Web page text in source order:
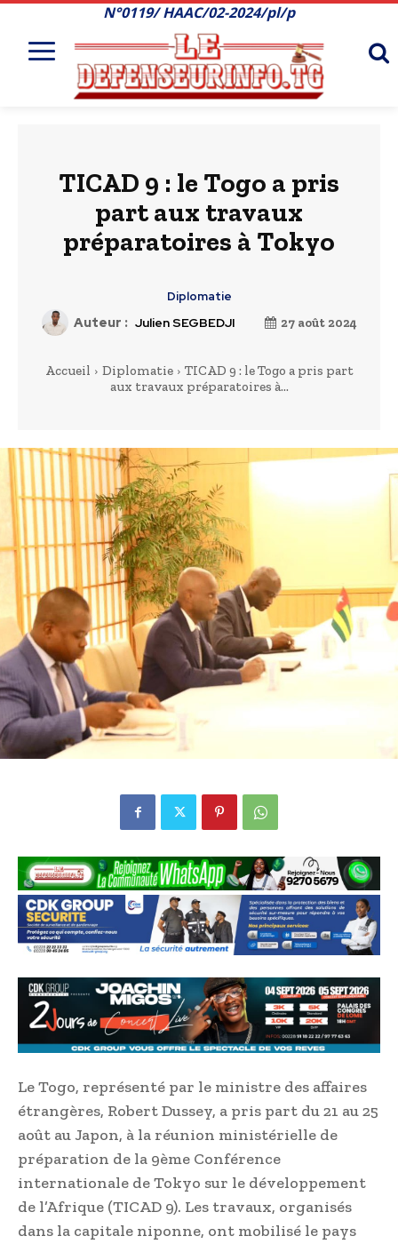
N°0119/ HAAC/02-2024/pl/p
TICAD 9 : le Togo a pris
part aux travaux
préparatoires à Tokyo
Diplomatie
Auteur : Julien SEGBEDJI 27 août 2024
Accueil Diplomatie
TICAD 9 : le Togo a pris part
aux travaux préparatoires à...
Le Togo, représenté par le ministre des affaires
étrangères, Robert Dussey, a pris part du 21 au 25
août au Japon, à la réunion ministérielle de
préparation de la 9ème Conférence
internationale de Tokyo sur le développement
de l’Afrique (TICAD 9). Les travaux, organisés
dans la capitale niponne, ont mobilisé le pays